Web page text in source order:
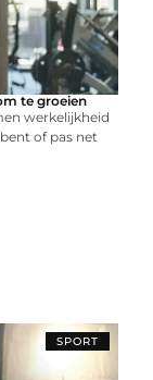
te groeien
werkelijkheid
of pas net
SPORT